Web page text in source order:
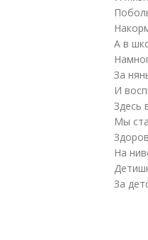
А в
За
И
Здесь
Мы
На
За